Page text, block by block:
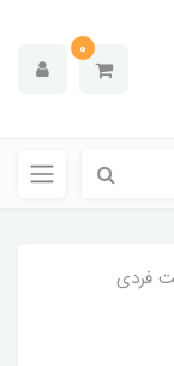
0
فردی